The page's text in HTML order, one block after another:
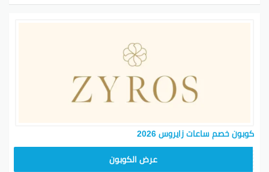
كوبون خصم ساعات زايروس 2026
عرض الكوبون